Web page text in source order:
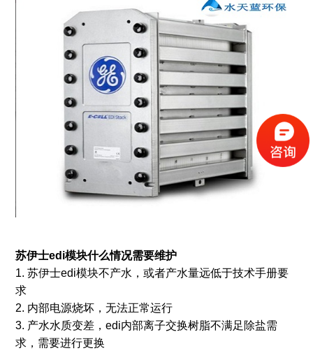
苏伊士edi模块什么情况需要维护
1. 苏伊士edi模块不产水，或者产水量远低于技术手册要
求
2. 内部电源烧坏，无法正常运行
3. 产水水质变差，edi内部离子交换树脂不满足除盐需
求，需要进行更换